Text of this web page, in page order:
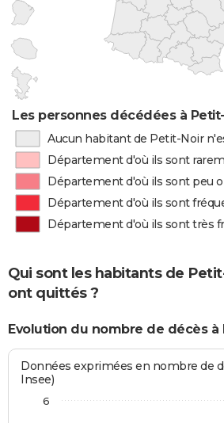
Les personnes décédées à
Aucun habitant de Petit-Noir
Département d'où ils sont
Département d'où ils sont peu
Département d'où ils sont
Département d'où ils sont très
Qui sont les habitants de
ont quittés ?
Evolution du nombre de décès à
Données exprimées en nombre de
Insee)
6